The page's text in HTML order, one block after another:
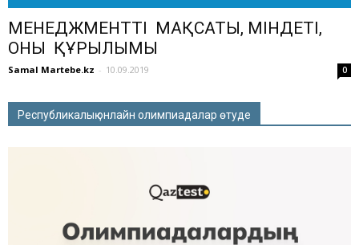
МЕНЕДЖМЕНТТІҢ МАҚСАТЫ, МІНДЕТІ,
ОНЫҢ ҚҰРЫЛЫМЫ
Samal Martebe.kz - 10.09.2019 0
Республикалық онлайн олимпиадалар өтуде